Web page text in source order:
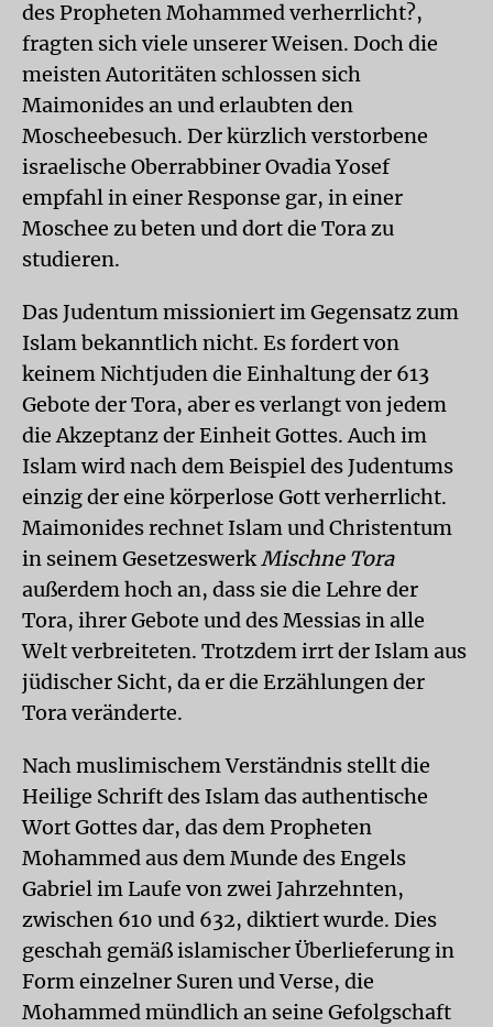
des Propheten Mohammed verherrlicht?,
fragten sich viele unserer Weisen. Doch die
meisten Autoritäten schlossen sich
Maimonides an und erlaubten den
Moscheebesuch. Der kürzlich verstorbene
israelische Oberrabbiner Ovadia Yosef
empfahl in einer Response gar, in einer
Moschee zu beten und dort die Tora zu
studieren.
Das Judentum missioniert im Gegensatz zum
Islam bekanntlich nicht. Es fordert von
keinem Nichtjuden die Einhaltung der 613
Gebote der Tora, aber es verlangt von jedem
die Akzeptanz der Einheit Gottes. Auch im
Islam wird nach dem Beispiel des Judentums
einzig der eine körperlose Gott verherrlicht.
Maimonides rechnet Islam und Christentum
in seinem GesetzeswerkMischne Tora
außerdem hoch an, dass sie die Lehre der
Tora, ihrer Gebote und des Messias in alle
Welt verbreiteten. Trotzdem irrt der Islam aus
jüdischer Sicht, da er die Erzählungen der
Tora veränderte.
Nach muslimischem Verständnis stellt die
Heilige Schrift des Islam das authentische
Wort Gottes dar, das dem Propheten
Mohammed aus dem Munde des Engels
Gabriel im Laufe von zwei Jahrzehnten,
zwischen 610 und 632, diktiert wurde. Dies
geschah gemäß islamischer Überlieferung in
Form einzelner Suren und Verse, die
Mohammed mündlich an seine Gefolgschaft